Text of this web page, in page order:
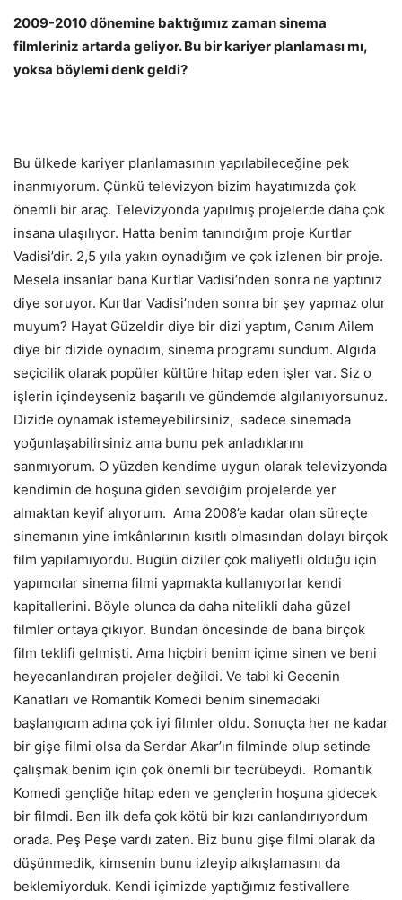
2009-2010 dönemine baktığımız zaman sinema
filmleriniz artarda geliyor. Bu bir kariyer planlaması mı,
yoksa böylemi denk geldi?
Bu ülkede kariyer planlamasının yapılabileceğine pek
inanmıyorum. Çünkü televizyon bizim hayatımızda çok
önemli bir araç. Televizyonda yapılmış projelerde daha çok
insana ulaşılıyor. Hatta benim tanındığım proje Kurtlar
Vadisi’dir. 2,5 yıla yakın oynadığım ve çok izlenen bir proje.
Mesela insanlar bana Kurtlar Vadisi’nden sonra ne yaptınız
diye soruyor. Kurtlar Vadisi’nden sonra bir şey yapmaz olur
muyum? Hayat Güzeldir diye bir dizi yaptım, Canım Ailem
diye bir dizide oynadım, sinema programı sundum. Algıda
seçicilik olarak popüler kültüre hitap eden işler var. Siz o
işlerin içindeyseniz başarılı ve gündemde algılanıyorsunuz.
Dizide oynamak istemeyebilirsiniz, sadece sinemada
yoğunlaşabilirsiniz ama bunu pek anladıklarını
sanmıyorum. O yüzden kendime uygun olarak televizyonda
kendimin de hoşuna giden sevdiğim projelerde yer
almaktan keyif alıyorum. Ama 2008’e kadar olan süreçte
sinemanın yine imkânlarının kısıtlı olmasından dolayı birçok
film yapılamıyordu. Bugün diziler çok maliyetli olduğu için
yapımcılar sinema filmi yapmakta kullanıyorlar kendi
kapitallerini. Böyle olunca da daha nitelikli daha güzel
filmler ortaya çıkıyor. Bundan öncesinde de bana birçok
film teklifi gelmişti. Ama hiçbiri benim içime sinen ve beni
heyecanlandıran projeler değildi. Ve tabi ki Gecenin
Kanatları ve Romantik Komedi benim sinemadaki
başlangıcım adına çok iyi filmler oldu. Sonuçta her ne kadar
bir gişe filmi olsa da Serdar Akar’ın filminde olup setinde
çalışmak benim için çok önemli bir tecrübeydi. Romantik
Komedi gençliğe hitap eden ve gençlerin hoşuna gidecek
bir filmdi. Ben ilk defa çok kötü bir kızı canlandırıyordum
orada. Peş Peşe vardı zaten. Biz bunu gişe filmi olarak da
düşünmedik, kimsenin bunu izleyip alkışlamasını da
beklemiyorduk. Kendi içimizde yaptığımız festivallere